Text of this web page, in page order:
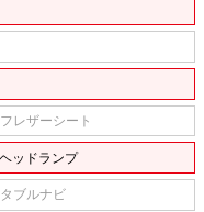
レザーシート
ッドランプ
ブルナビ